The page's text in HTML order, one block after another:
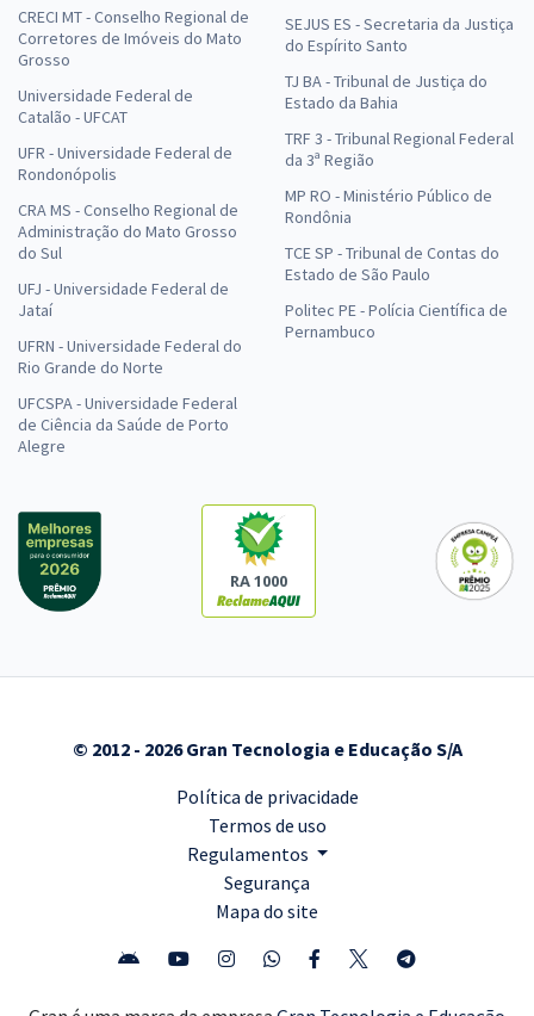
CRECI MT - Conselho Regional de
Corretores de Imóveis do Mato
Grosso
Universidade Federal de
Catalão - UFCAT
UFR - Universidade Federal de
Rondonópolis
CRA MS - Conselho Regional de
Administração do Mato Grosso
do Sul
UFJ - Universidade Federal de
Jataí
UFRN - Universidade Federal do
Rio Grande do Norte
UFCSPA - Universidade Federal
de Ciência da Saúde de Porto
Alegre
SEJUS ES - Secretaria da Justiça
do Espírito Santo
TJ BA - Tribunal de Justiça do
Estado da Bahia
TRF 3 - Tribunal Regional Federal
da 3ª Região
MP RO - Ministério Público de
Rondônia
TCE SP - Tribunal de Contas do
Estado de São Paulo
Politec PE - Polícia Científica de
Pernambuco
RA 1000
© 2012 - 2026 Gran Tecnologia e Educação S/A
Política de privacidade
Termos de uso
Regulamentos
Segurança
Mapa do site